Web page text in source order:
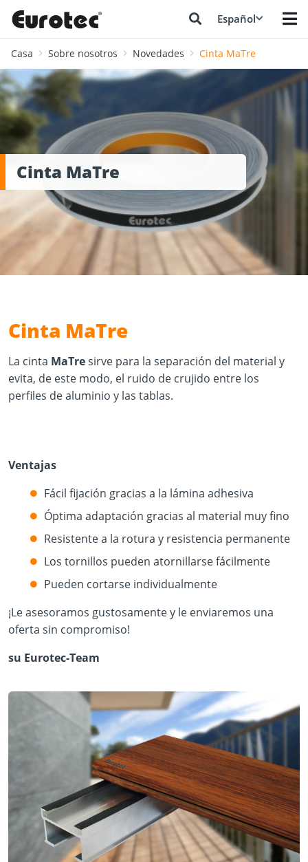
Español
Casa Sobre nosotros Novedades Cinta MaTre
Cinta MaTre
Cinta MaTre
La cinta MaTresirve para la separación del material y
evita, de este modo, el ruido de crujido entre los
perfiles de aluminio y las tablas.
Ventajas
Fácil fijación gracias a la lámina adhesiva
Óptima adaptación gracias al material muy fino
Resistente a la rotura y resistencia permanente
Los tornillos pueden atornillarse fácilmente
Pueden cortarse individualmente
¡Le asesoramos gustosamente y le enviaremos una
oferta sin compromiso!
su Eurotec-Team